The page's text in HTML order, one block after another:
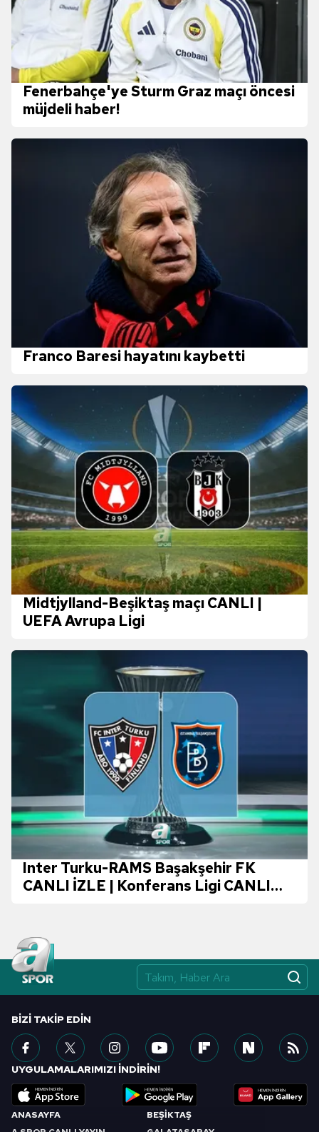
Fenerbahçe'ye Sturm Graz maçı öncesi
müjdeli haber!
Franco Baresi hayatını kaybetti
Midtjylland-Beşiktaş maçı CANLI |
UEFA Avrupa Ligi
Inter Turku-RAMS Başakşehir FK
CANLI İZLE | Konferans Ligi CANLI
ANASAYFA
BEŞİKTAŞ
BIZI TAKIP EDIN
UYGULAMALARIMIZI İNDİRİN!